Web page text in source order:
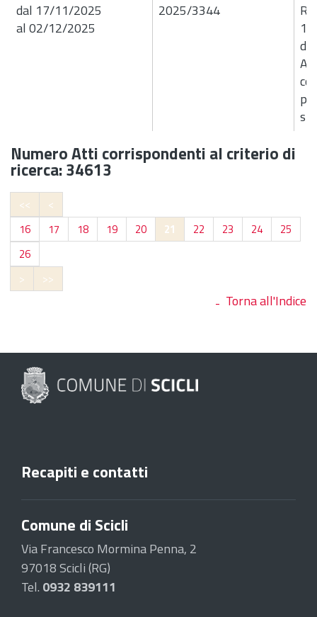
dal 17/11/2025
al 02/12/2025
2025/3344
di
Numero Atti corrispondenti al criterio di
ricerca: 34613
<<
<
16
17 18 19 20 21 22 23 24
25
26
>
>>
Torna all'Indice
Recapiti e contatti
Comune di Scicli
Via Francesco Mormina Penna, 2
97018 Scicli (RG)
Tel. 0932 839111